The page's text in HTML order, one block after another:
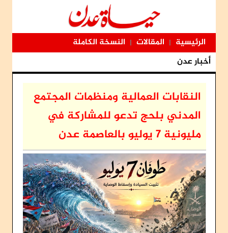
الرئيسية | المقالات | النسخة الكاملة
أخبار عدن
النقابات العمالية ومنظمات المجتمع
المدني بلحج تدعو للمشاركة في
مليونية 7 يوليو بالعاصمة عدن